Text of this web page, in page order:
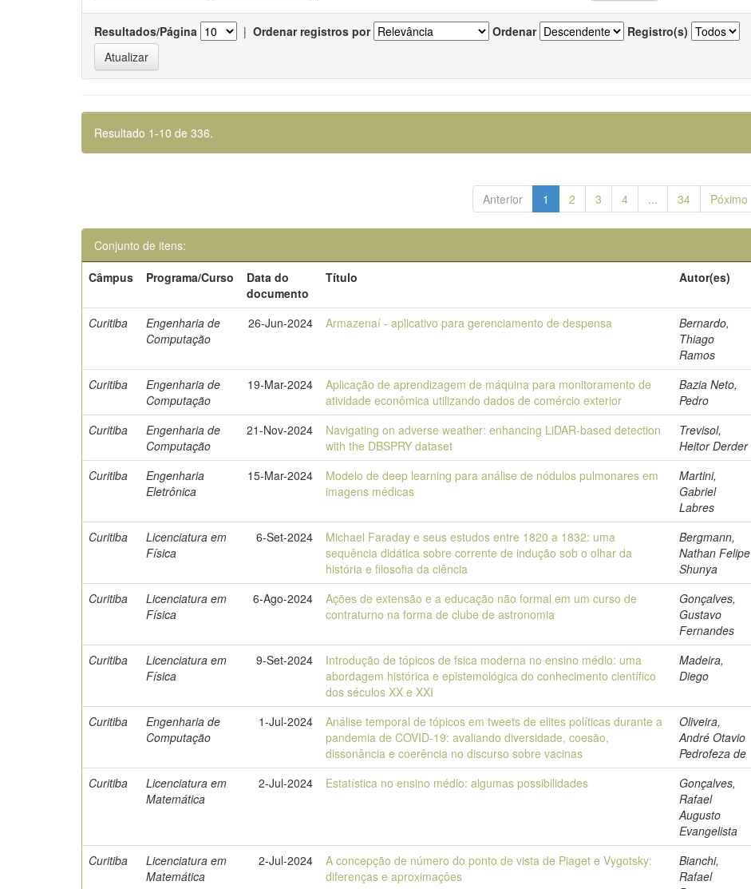
Resultados/Página | Ordenar registros por Ordenar Registro(s)
Resultado 1-10 de 336.
Anterior 1 2 3 4 ... 34 Póximo
Conjunto de itens:
Câmpus
Programa/Curso
Data do
documento
Título Autor(es)
Curitiba
Engenharia de
Computação
26-Jun-2024 Armazenaí - aplicativo para gerenciamento de despensa
Bernardo,
Thiago
Ramos
Curitiba
Engenharia de
Computação
19-Mar-2024
Aplicação de aprendizagem de máquina para monitoramento de
atividade econômica utilizando dados de comércio exterior
Bazia Neto,
Pedro
Curitiba
Engenharia de
Computação
21-Nov-2024
Navigating on adverse weather: enhancing LiDAR-based detection
with the DBSPRY dataset
Trevisol,
Heitor Derder
Curitiba
Engenharia
Eletrônica
15-Mar-2024
Modelo de deep learning para análise de nódulos pulmonares em
imagens médicas
Martini,
Gabriel
Labres
Curitiba
Licenciatura em
Física
6-Set-2024
Michael Faraday e seus estudos entre 1820 a 1832: uma
sequência didática sobre corrente de indução sob o olhar da
história e filosofia da ciência
Bergmann,
Nathan Felipe
Shunya
Curitiba
Licenciatura em
Física
6-Ago-2024
Ações de extensão e a educação não formal em um curso de
contraturno na forma de clube de astronomia
Gonçalves,
Gustavo
Fernandes
Curitiba
Licenciatura em
Física
9-Set-2024
Introdução de tópicos de fsica moderna no ensino médio: uma
abordagem histórica e epistemológica do conhecimento científico
dos séculos XX e XXI
Madeira,
Diego
Curitiba
Engenharia de
Computação
1-Jul-2024
Análise temporal de tópicos em tweets de elites políticas durante a
pandemia de COVID-19: avaliando diversidade, coesão,
dissonância e coerência no discurso sobre vacinas
Oliveira,
André Otavio
Pedrofeza de
Curitiba
Licenciatura em
Matemática
2-Jul-2024 Estatística no ensino médio: algumas possibilidades
Gonçalves,
Rafael
Augusto
Evangelista
Curitiba
Licenciatura em
Matemática
2-Jul-2024
A concepção de número do ponto de vista de Piaget e Vygotsky:
diferenças e aproximaçôes
Bianchi,
Rafael